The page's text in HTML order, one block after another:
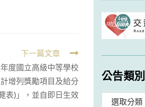
下一篇文章
度國立高級中等學校
增列獎勵項目及給分
表)」，並自即日生效
公告類別